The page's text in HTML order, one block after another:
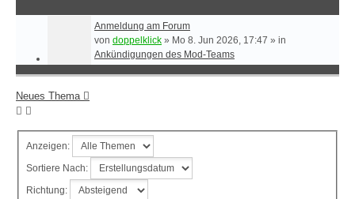
Anmeldung am Forum
von doppelklick » Mo 8. Jun 2026, 17:47 » in
Ankündigungen des Mod-Teams
Neues Thema
Anzeigen:
Sortiere Nach:
Richtung: